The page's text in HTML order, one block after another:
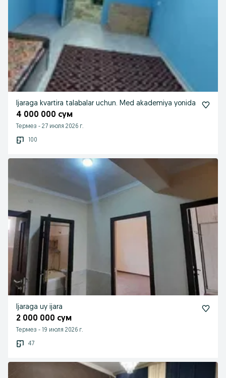
Ijaraga kvartira talabalar uchun. Med akademiya yonida
4 000 000 сум
Термез - 27 июля 2026 г.
100
Ijaraga uy ijara
2 000 000 сум
Термез - 19 июля 2026 г.
47